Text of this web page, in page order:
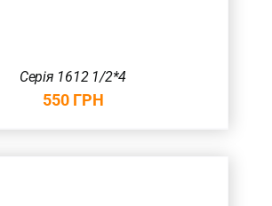
Серія 1612 1/2*4
550 ГРН